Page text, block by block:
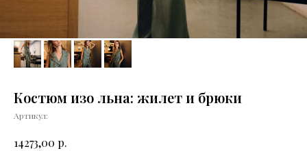
Костюм изо льна: жилет и брюки
Артикул:
14273,00 р.